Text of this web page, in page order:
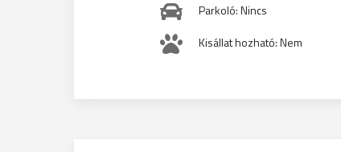
Parkoló: Nincs
Kisállat hozható: Nem